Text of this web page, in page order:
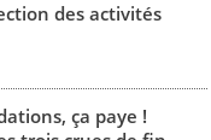
des activités
ça paye !